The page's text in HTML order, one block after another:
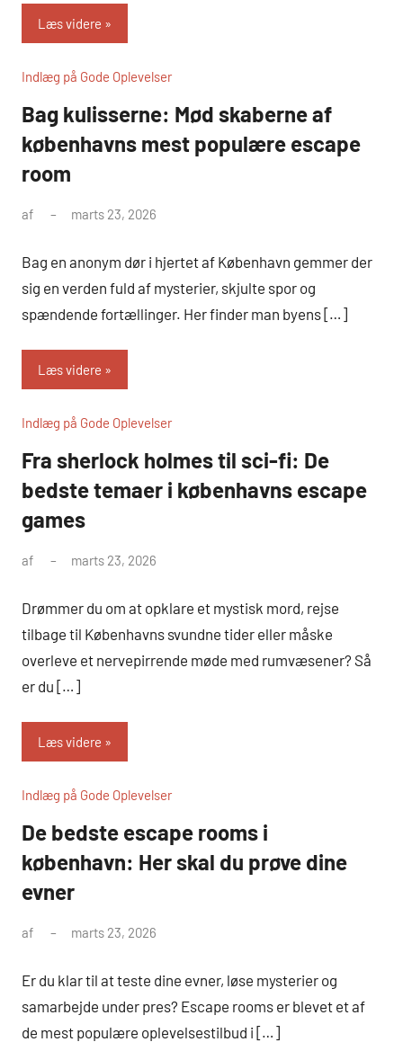
Læs videre
Indlæg på Gode Oplevelser
Bag kulisserne: Mød skaberne af
københavns mest populære escape
room
af marts 23, 2026
Bag en anonym dør i hjertet af København gemmer der
sig en verden fuld af mysterier, skjulte spor og
spændende fortællinger. Her finder man byens […]
Læs videre
Indlæg på Gode Oplevelser
Fra sherlock holmes til sci-fi: De
bedste temaer i københavns escape
games
af marts 23, 2026
Drømmer du om at opklare et mystisk mord, rejse
tilbage til Københavns svundne tider eller måske
overleve et nervepirrende møde med rumvæsener? Så
er du […]
Læs videre
Indlæg på Gode Oplevelser
De bedste escape rooms i
københavn: Her skal du prøve dine
evner
af marts 23, 2026
Er du klar til at teste dine evner, løse mysterier og
samarbejde under pres? Escape rooms er blevet et af
de mest populære oplevelsestilbud i […]